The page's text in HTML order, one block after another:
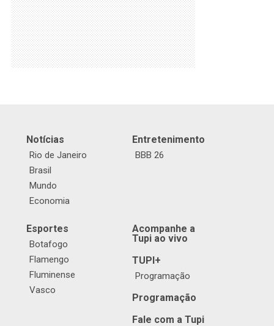
Notícias
Rio de Janeiro
Brasil
Mundo
Economia
Entretenimento
BBB 26
Esportes
Botafogo
Flamengo
Fluminense
Vasco
Acompanhe a
Tupi ao vivo
TUPI+
Programação
Programação
Fale com a Tupi